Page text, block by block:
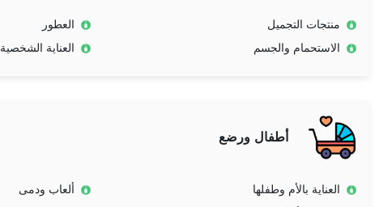
منتجات التجميل العطور
الاستحمام والجسم
العناية الشخصية
أطفال ورضع
العناية بالأم وطفلها ألعاب ودمى